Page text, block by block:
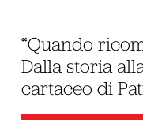
“Quando
Dalla storia
cartaceo di